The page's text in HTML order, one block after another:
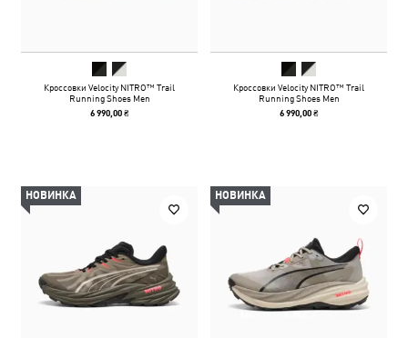
Кроссовки Velocity NITRO™ Trail
Running Shoes Men
6 990,00 ₴
Кроссовки Velocity NITRO™ Trail
Running Shoes Men
6 990,00 ₴
НОВИНКА НОВИНКА